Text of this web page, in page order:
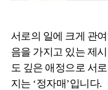
서로의 일에 크게 관
음을 가지고 있는 제
도 깊은 애정으로 서
지는 ‘정자매’입니다.